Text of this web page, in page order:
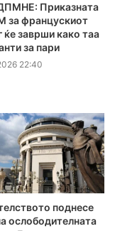
Приказната
за францускиот
ќе заврши како таа
за пари
22:40
поднесе
ослободителната